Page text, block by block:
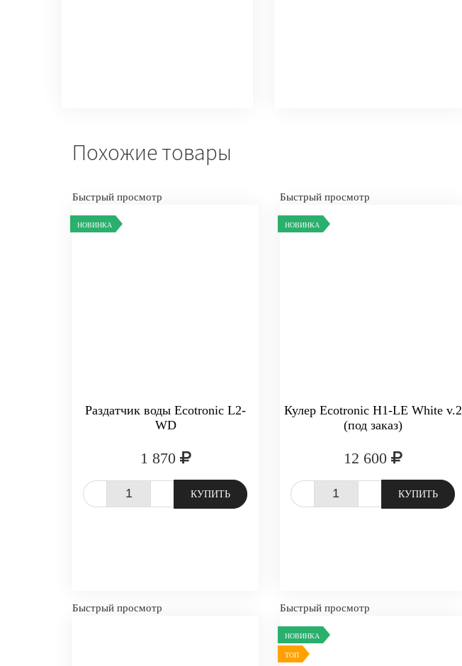
Похожие товары
Быстрый просмотр
НОВИНКА
Раздатчик воды Ecotronic L2-
WD
1 870
КУПИТЬ
Быстрый просмотр
НОВИНКА
Кулер Ecotronic H1-LE White v.2
(под заказ)
12 600
КУПИТЬ
Быстрый просмотр Быстрый просмотр
НОВИНКА
ТОП